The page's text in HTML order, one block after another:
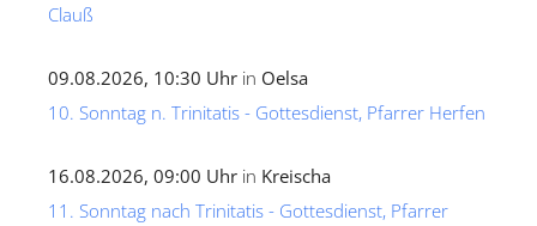
Clauß
09.08.2026, 10:30 Uhr in Oelsa
10. Sonntag n. Trinitatis - Gottesdienst, Pfarrer Herfen
16.08.2026, 09:00 Uhr in Kreischa
11. Sonntag nach Trinitatis - Gottesdienst, Pfarrer